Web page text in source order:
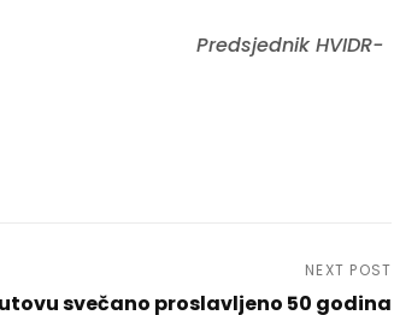
HVIDR-
NEXT POST
svečano proslavljeno 50 godina